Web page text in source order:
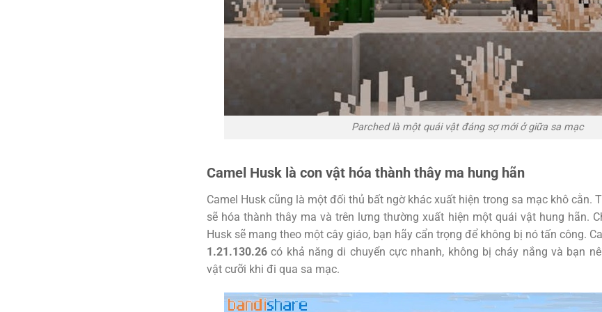
Parched là một quái vật đáng sợ mới ở giữa sa mạc
Camel Husk là con vật hóa thành thây ma hung hãn
Camel Husk cũng là một đối thủ bất ngờ khác xuất hiện trong sa mạc khô cằn.
sẽ hóa thành thây ma và trên lưng thường xuất hiện một quái vật hung hãn.
Husk sẽ mang theo một cây giáo, bạn hãy cẩn trọng để không bị nó tấn công.
1.21.130.26 có khả năng di chuyển cực nhanh, không bị cháy nắng và bạn
vật cưỡi khi đi qua sa mạc.